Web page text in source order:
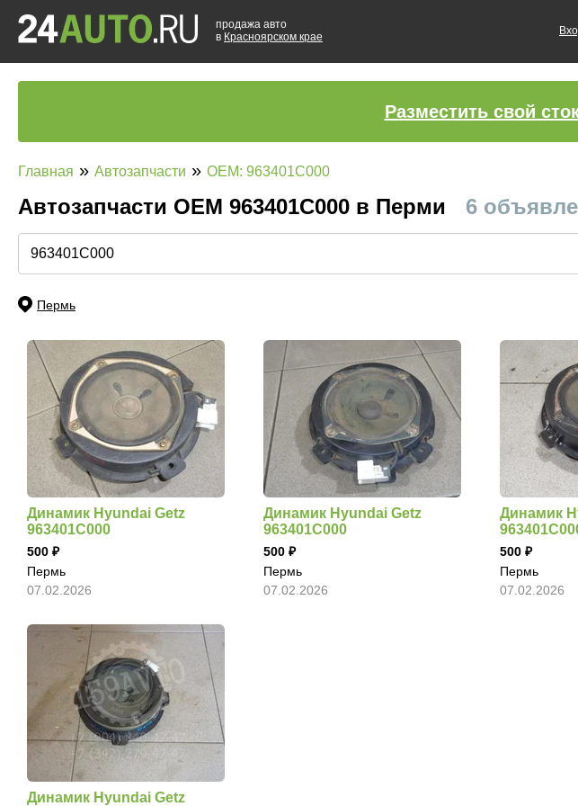
продажа авто
в Красноярском крае
Разместить свой
Главная » Автозапчасти » OEM: 963401C000
Автозапчасти ОЕМ 963401C000 в Перми 6
Пермь
Динамик Hyundai Getz
963401C000
500
Пермь
07.02.2026
Динамик Hyundai Getz
963401C000
500
Пермь
07.02.2026
Динамик
500
Пермь
07.02.2026
Динамик Hyundai Getz